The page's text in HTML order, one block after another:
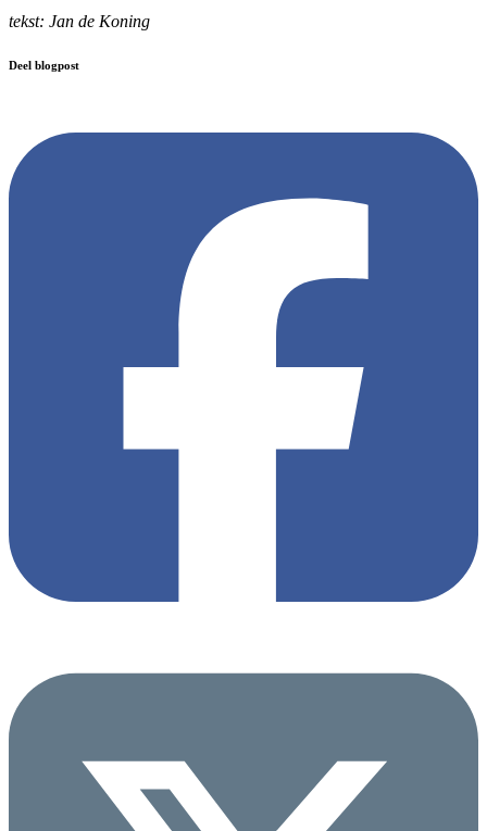
tekst: Jan de Koning
Deel blogpost